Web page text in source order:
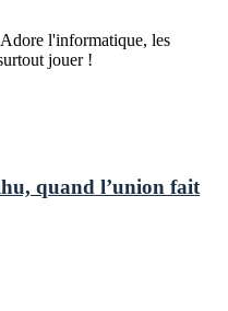
l'informatique, les
jouer !
quand l’union fait